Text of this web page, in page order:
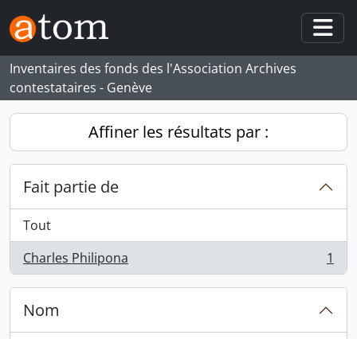
Skip to main content
Inventaires des fonds des l'Association Archives
contestataires - Genève
Affiner les résultats par :
Fait partie de
Tout
Charles Philipona
, 1 résultats 1
Nom